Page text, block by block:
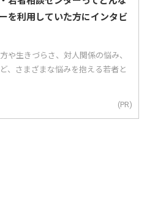
を利用していた方にインタビ
や生きづらさ、対人関係の悩み、
、さまざまな悩みを抱える若者と
(PR)